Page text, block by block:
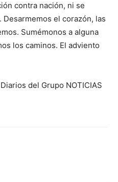
contra nación, ni se
Desarmemos el corazón, las
Sumémonos a alguna
los caminos. El adviento
del Grupo NOTICIAS